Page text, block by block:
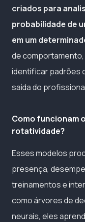
criados para
probabilidade de
em um
de
identificar padrões
saída do
Como funcionam
rotatividade?
Esses modelos
presença,
treinamentos e
como árvores de
neurais, eles